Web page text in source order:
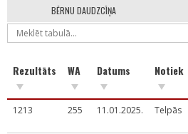
BĒRNU DAUDZCĪŅA
Rezultāts WA Datums Notiek
1213 255 11.01.2025. Telpās